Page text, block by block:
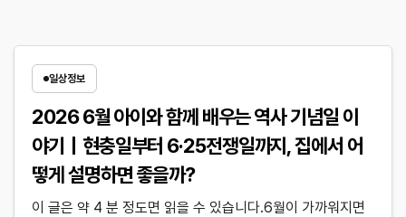
일상정보
2026 6월 아이와 함께 배우는 역사 기념일 이
야기｜현충일부터 6·25전쟁일까지, 집에서 어
떻게 설명하면 좋을까?
이 글은 약 4 분 정도면 읽을 수 있습니다.6월이 가까워지면